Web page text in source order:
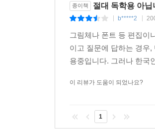
종이책 절대 독학용 아
b*****2
그림체나 폰트 등 편집이
이고 질문에 답하는 경우
용중입니다. 그러나 한국
이 리뷰가 도움이 되었나요?
1